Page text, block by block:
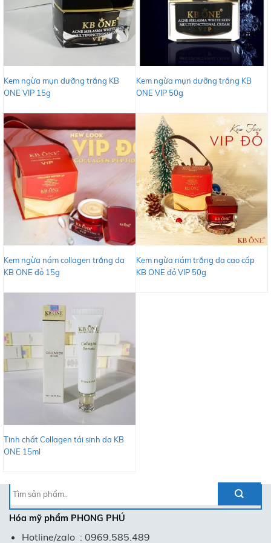
Kem ngừa mụn dưỡng trắng KB
ONE VIP 15g
Kem ngừa mụn dưỡng trắng KB
ONE VIP 50g
Kem ngừa nám collagen trắng da
KB ONE đỏ 15g
Kem ngừa nám trắng da cao cấp
KB ONE đỏ VIP 50g
Tinh chất Collagen tái sinh da KB
ONE 15ml
Tìm
kiếm:
Hóa mỹ phẩm PHONG PHÚ
Hotline/zalo : 0969.585.489